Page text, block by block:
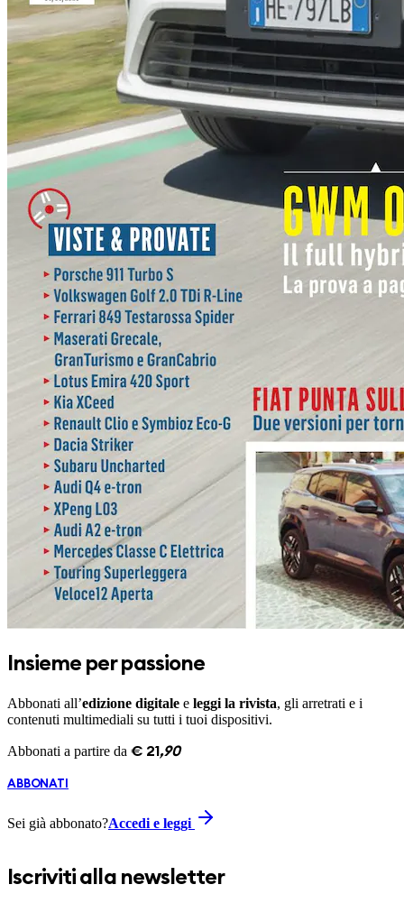
Insieme per passione
Abbonati all’edizione digitale e leggi la rivista, gli arretrati e i
contenuti multimediali su tutti i tuoi dispositivi.
Abbonati a partire da € 21 ,90
ABBONATI
Sei già abbonato?Accedi e leggi
Iscriviti alla newsletter